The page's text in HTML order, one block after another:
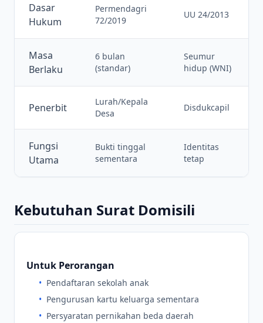
Dasar
Hukum
Permendagri
72/2019
UU 24/2013
Masa
Berlaku
6 bulan
(standar)
Seumur
hidup (WNI)
Penerbit
Lurah/Kepala
Desa
Disdukcapil
Fungsi
Utama
Bukti tinggal
sementara
Identitas
tetap
Kebutuhan Surat Domisili
Untuk Perorangan
• Pendaftaran sekolah anak
• Pengurusan kartu keluarga sementara
• Persyaratan pernikahan beda daerah